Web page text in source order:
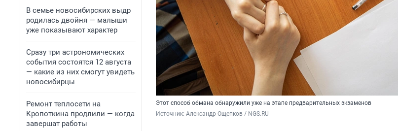
В семье новосибирских выдр
родилась двойня — малыши
уже показывают характер
Сразу три астрономических
события состоятся 12 августа
— какие из них смогут увидеть
новосибирцы
Ремонт теплосети на
Кропоткина продлили — когда
завершат работы
Этот способ обмана обнаружили уже на этапе предварительных экзаменов
Источник: Александр Ощепков / NGS.RU